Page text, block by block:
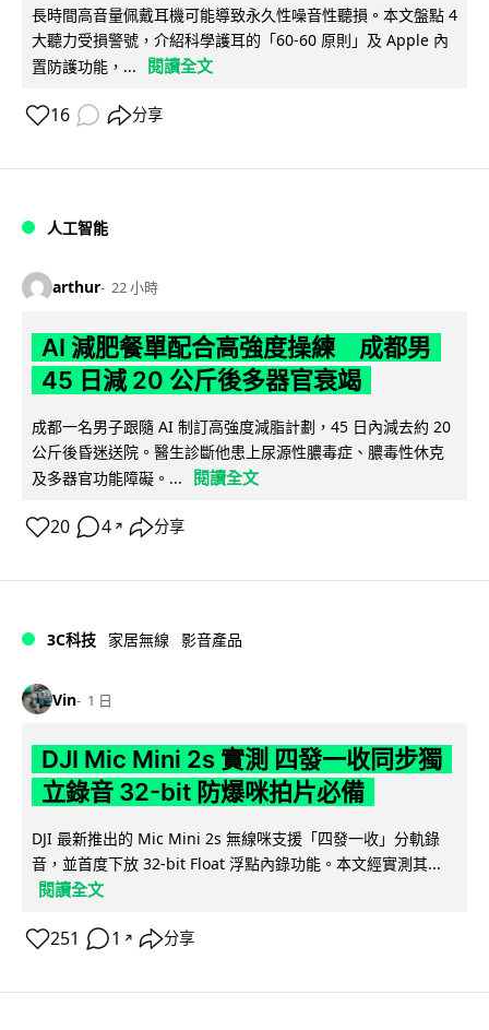
長時間高音量佩戴耳機可能導致永久性噪音性聽損。本文盤點 4
大聽力受損警號，介紹科學護耳的「60-60 原則」及 Apple 內
置防護功能，...
閱讀全文
16 分享
人工智能
arthur 22 小時
AI 減肥餐單配合高強度操練 成都男
45 日減 20 公斤後多器官衰竭
成都一名男子跟隨 AI 制訂高強度減脂計劃，45 日內減去約 20
公斤後昏迷送院。醫生診斷他患上尿源性膿毒症、膿毒性休克
及多器官功能障礙。...
閱讀全文
20 4 ↗ 分享
3C科技 家居無線 影音產品
Vin 1 日
DJI Mic Mini 2s 實測 四發一收同步獨
立錄音 32-bit 防爆咪拍片必備
DJI 最新推出的 Mic Mini 2s 無線咪支援「四發一收」分軌錄
音，並首度下放 32-bit Float 浮點內錄功能。本文經實測其...
閱讀全文
251 1 ↗ 分享